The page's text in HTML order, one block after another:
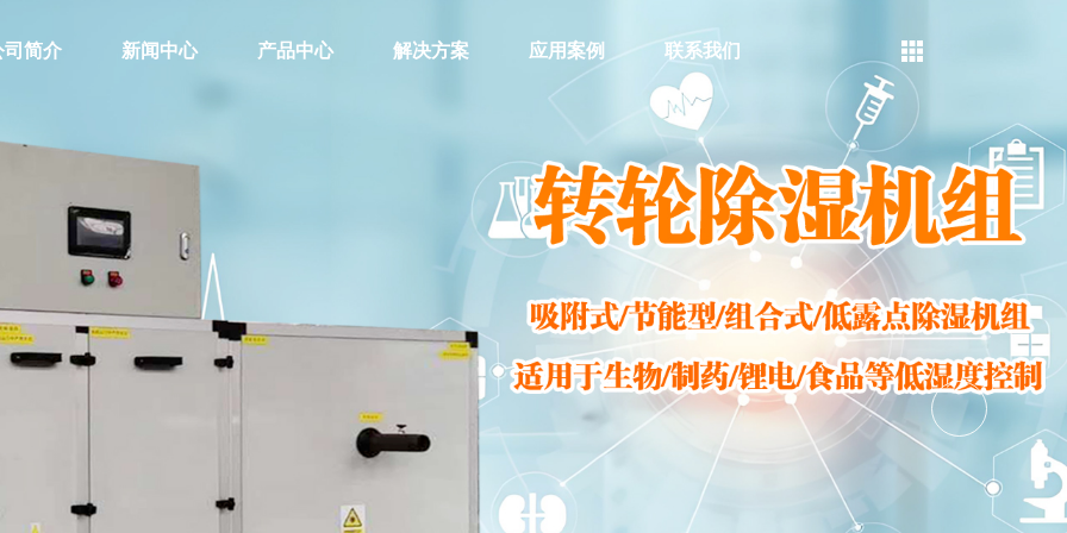
司简介 新闻中心 产品中心 解决方案 应用案例 联系我们